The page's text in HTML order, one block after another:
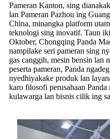
Pameran Kanton, sing
lan Pameran Pazhou ing
China, minangka platform
teknologi sing inovatif. Taun
Oktober, Chongqing Panda
nampilake seri pameran sing
gas canggih, mesin bensin lan
peserta pameran, Panda
nyedhiyakake produk lan
karo filosofi perusahaan
kulawarga lan bisnis cilik ing